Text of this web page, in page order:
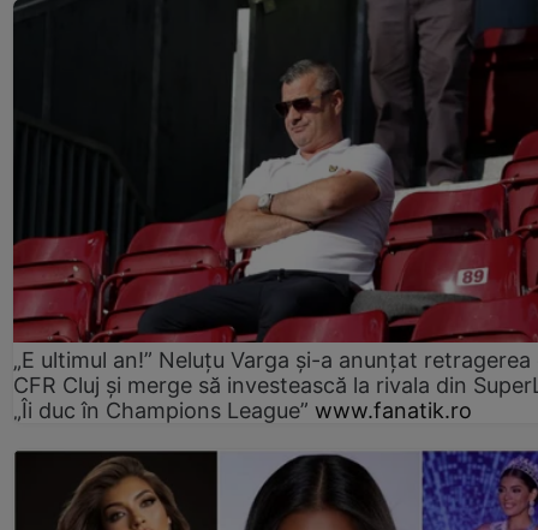
„E ultimul an!” Neluțu Varga și-a anunțat retragerea
CFR Cluj și merge să investească la rivala din
„Îi duc în Champions League” www.fanatik.ro